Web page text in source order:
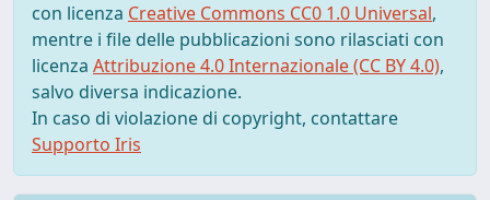
con licenza Creative Commons CC0 1.0 Universal,
mentre i file delle pubblicazioni sono rilasciati con
licenza Attribuzione 4.0 Internazionale (CC BY 4.0),
salvo diversa indicazione.
In caso di violazione di copyright, contattare
Supporto Iris